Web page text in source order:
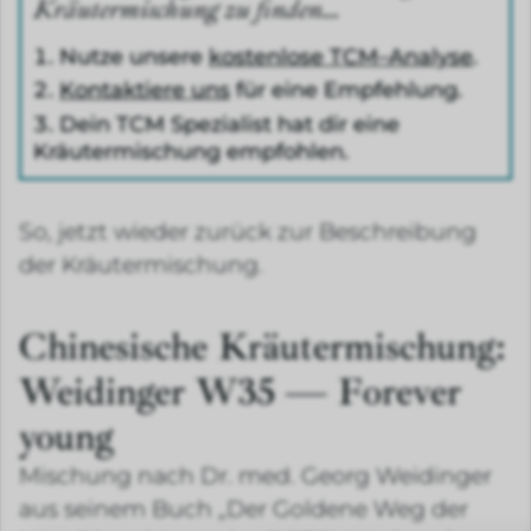
Kräutermischung zu finden…
Nutze unserekostenlose TCM–Analyse.
Kontaktiere unsfür eine Empfehlung.
Dein TCM Spezialist hat dir eine
Kräutermischung empfohlen.
So, jetzt wieder zurück zur Beschreibung
der Kräutermischung.
Chinesische Kräutermischung:
Weidinger W35 — Forever
young
Mischung nach Dr. med. Georg Weidinger
aus seinem Buch „Der Goldene Weg der